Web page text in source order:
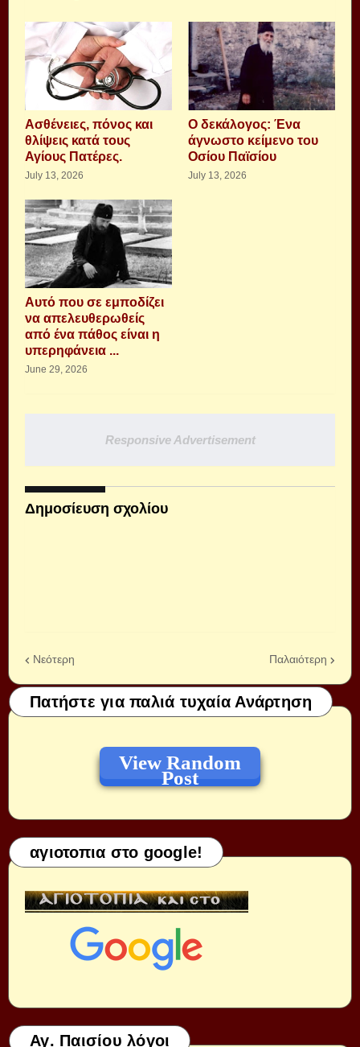
Aσθένειες, πόνος και
θλίψεις κατά τους
Αγίους Πατέρες.
July 13, 2026
Ο δεκάλογος: Ένα
άγνωστο κείμενο του
Οσίου Παϊσίου
July 13, 2026
Αυτό που σε εμποδίζει
να απελευθερωθείς
από ένα πάθος είναι η
υπερηφάνεια ...
June 29, 2026
Responsive Advertisement
Δημοσίευση σχολίου
Νεότερη Παλαιότερη
Πατήστε για παλιά τυχαία Ανάρτηση
View Random
Post
αγιοτοπια στο google!
Αγ. Παισίου λόγοι